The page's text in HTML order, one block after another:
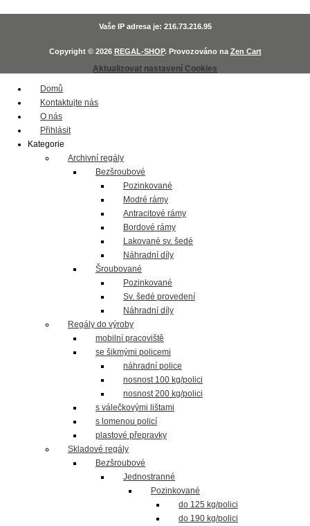
Vaše IP adresa je: 216.73.216.95
Copyright © 2026 REGAL-SHOP. Provozováno na Zen Cart
Aktualizovat nastavení Cookies
Domů
Kontaktujte nás
O nás
Přihlásit
Kategorie
Archivní regály
Bezšroubové
Pozinkované
Modré rámy
Antracitové rámy
Bordové rámy
Lakované sv. šedé
Náhradní díly
Šroubované
Pozinkované
Sv. šedé provedení
Náhradní díly
Regály do výroby
mobilní pracoviště
se šikmými policemi
náhradní police
nosnost 100 kg/polici
nosnost 200 kg/polici
s válečkovými lištami
s lomenou policí
plastové přepravky
Skladové regály
Bezšroubové
Jednostranné
Pozinkované
do 125 kg/polici
do 190 kg/polici